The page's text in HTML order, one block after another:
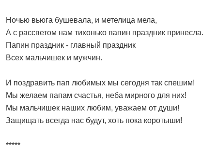
Ночью вьюга бушевала, и метелица мела,
А с рассветом нам тихонько папин праздник принесла.
Папин праздник - главный праздник
Всех мальчишек и мужчин.
И поздравить пап любимых мы сегодня так спешим!
Мы желаем папам счастья, неба мирного для них!
Мы мальчишек наших любим, уважаем от души!
Защищать всегда нас будут, хоть пока коротыши!
*****